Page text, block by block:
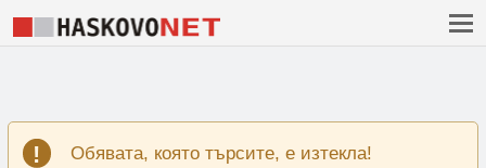
Обявата, която търсите, е изтекла!